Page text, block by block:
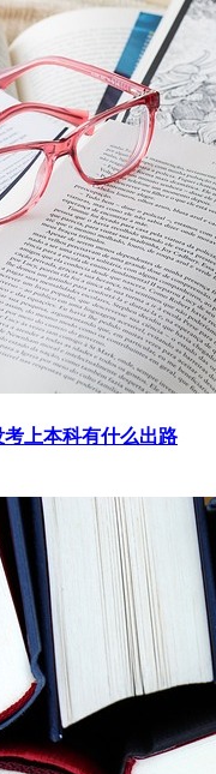
上本科有什么出路